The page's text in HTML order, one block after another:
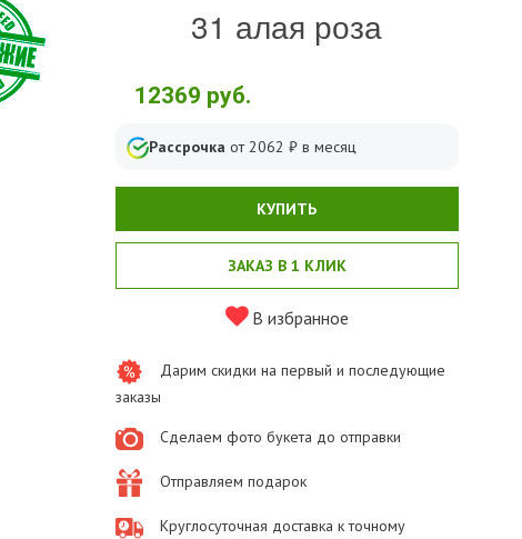
31 алая роза
12369 руб.
Рассрочка от2062 ₽ в месяц
КУПИТЬ
ЗАКАЗ В 1 КЛИК
В избранное
Дарим скидки на первый и последующие
заказы
Сделаем фото букета до отправки
Отправляем подарок
Круглосуточная доставка к точному